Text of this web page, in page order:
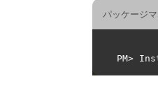
パッケージ